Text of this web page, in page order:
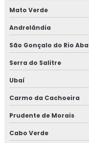
Treinamento em
Treinamento em
causas raiz
Mato Verde
Andrelândia
São Gonçalo do Rio
Serra do Salitre
Ubaí
Carmo da Cachoeira
Prudente de Morais
Cabo Verde